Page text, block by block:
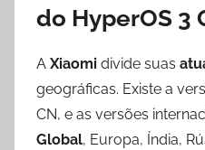
do HyperOS 3
A Xiaomi divide suas
geográficas. Existe a
CN, e as versões
Global, Europa, Índia,